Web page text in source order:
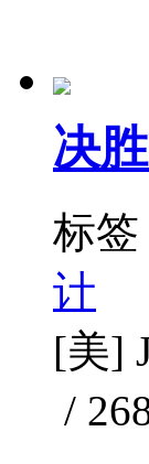
决
标签
计
[美]
/